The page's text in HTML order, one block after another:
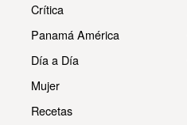
Crítica
Panamá América
Día a Día
Mujer
Recetas